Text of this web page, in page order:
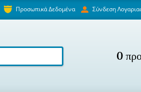
Προσωπικά Δεδομένα Σύνδεση
0